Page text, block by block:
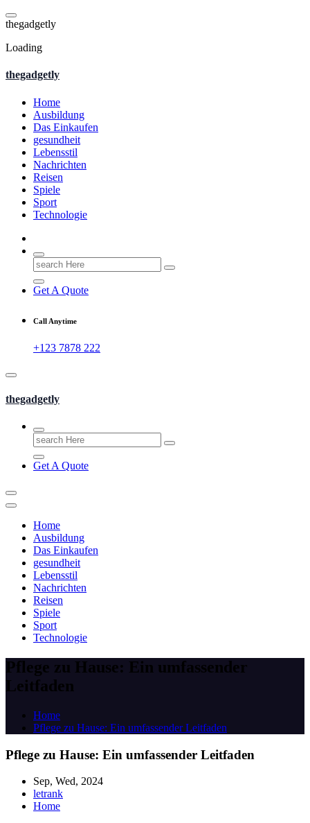
Skip
to
thegadgetly
Loading
thegadgetly
Home
Ausbildung
Das Einkaufen
gesundheit
Lebensstil
Nachrichten
Reisen
Spiele
Sport
Technologie
Search
for:
Get A Quote
Call Anytime
+123 7878 222
thegadgetly
Search
for:
Get A Quote
Home
Ausbildung
Das Einkaufen
gesundheit
Lebensstil
Nachrichten
Reisen
Spiele
Sport
Technologie
Pflege zu Hause: Ein umfassender
Leitfaden
Home
Pflege zu Hause: Ein umfassender Leitfaden
Pflege zu Hause: Ein umfassender Leitfaden
Sep, Wed, 2024
letrank
Home